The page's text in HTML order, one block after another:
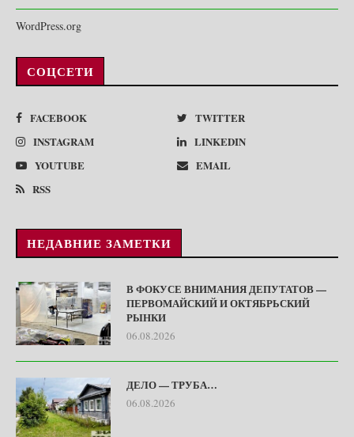
WordPress.org
СОЦСЕТИ
FACEBOOK
TWITTER
INSTAGRAM
LINKEDIN
YOUTUBE
EMAIL
RSS
НЕДАВНИЕ ЗАМЕТКИ
В ФОКУСЕ ВНИМАНИЯ ДЕПУТАТОВ —
ПЕРВОМАЙСКИЙ И ОКТЯБРЬСКИЙ
РЫНКИ
06.08.2026
ДЕЛО — ТРУБА…
06.08.2026